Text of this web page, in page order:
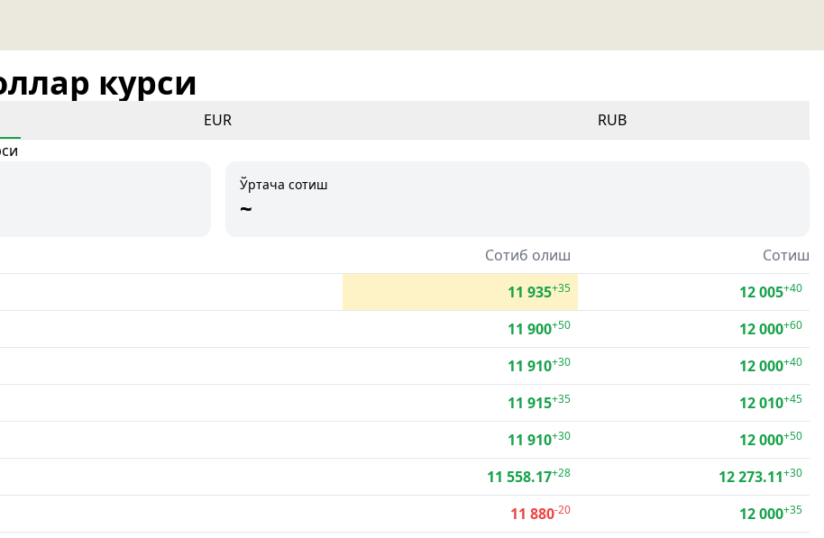
курси
EUR
RUB
Ўртача сотиш
~
Сотиб олиш
Сотиш
11 935+35 12 005+40
11 900+50 12 000+60
11 910+30 12 000+40
11 915+35 12 010+45
11 910+30 12 000+50
11 558.17+28 12 273.11+30
11 880-20 12 000+35